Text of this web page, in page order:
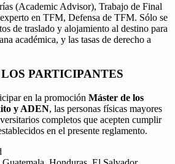
(Academic Advisor), Trabajo de Final
en TFM, Defensa de TFM. Sólo se
de traslado y alojamiento al destino para
académica, y las tasas de derecho a
PARTICIPANTES
en la promoción Máster de los
y ADEN, las personas físicas mayores
completos que acepten cumplir
en el presente reglamento.